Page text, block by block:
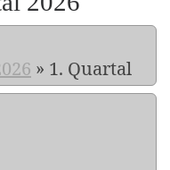
» 1. Quartal